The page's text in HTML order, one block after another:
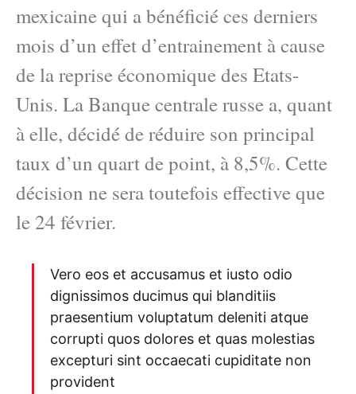
mexicaine qui a bénéficié ces derniers
mois d’un effet d’entrainement à cause
de la reprise économique des Etats-
Unis. La Banque centrale russe a, quant
à elle, décidé de réduire son principal
taux d’un quart de point, à 8,5%. Cette
décision ne sera toutefois effective que
le 24 février.
Vero eos et accusamus et iusto odio
dignissimos ducimus qui blanditiis
praesentium voluptatum deleniti atque
corrupti quos dolores et quas molestias
excepturi sint occaecati cupiditate non
provident